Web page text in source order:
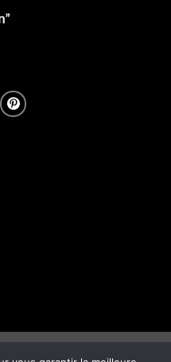
Stripe MasterCardCash